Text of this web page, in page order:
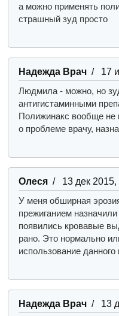
а можно применять
страшный зуд просто
Надежда Врач/ 17
Людмила - можно, но
антигистаминными
Полижинакс вообще
о проблеме врачу,
Олеся/ 13 дек 2015,
У меня обширная
прежиганием
появились кровавые
рано. Это нормально
использование данного
Надежда Врач/ 13